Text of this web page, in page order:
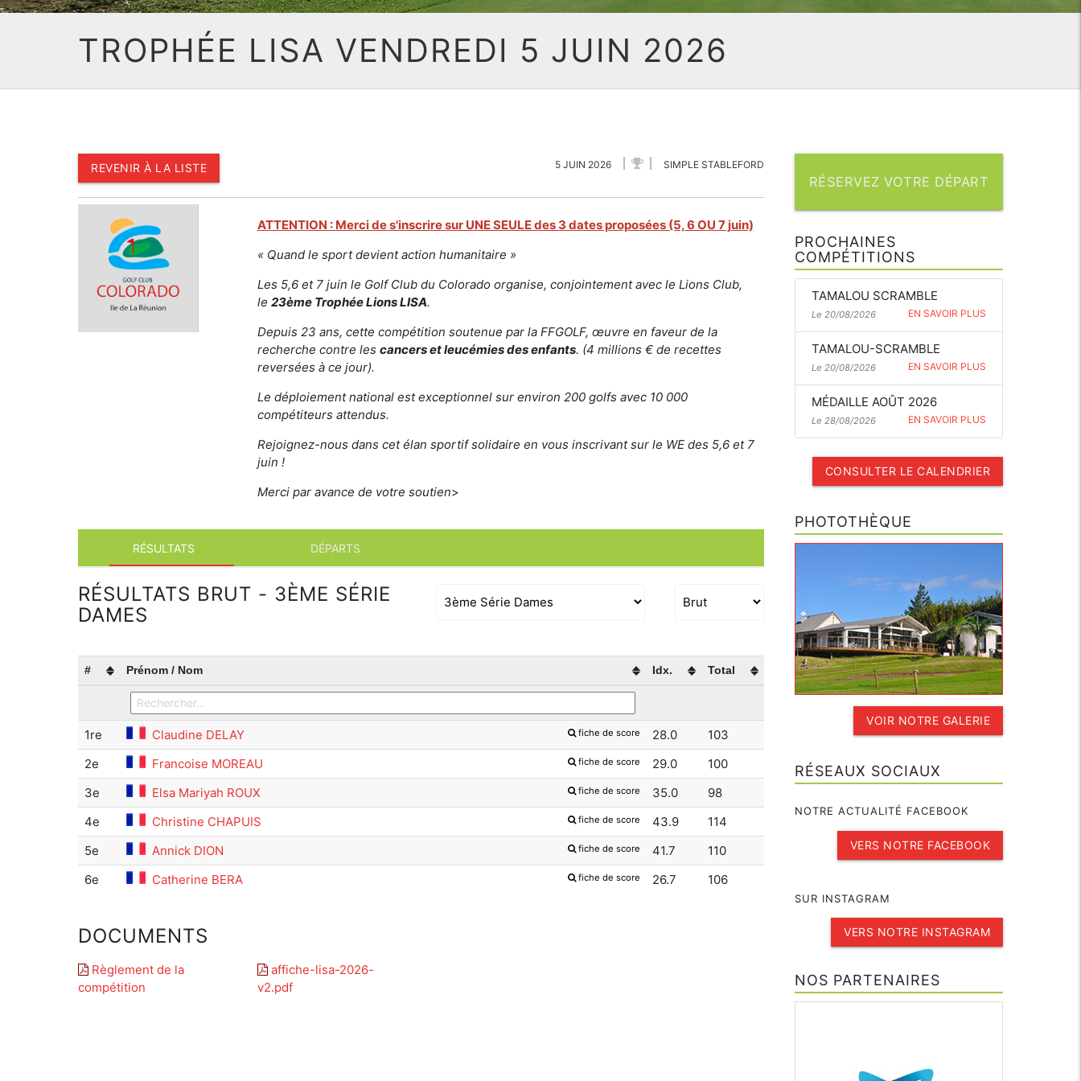
TROPHÉE LISA VENDREDI 5 JUIN 2026
REVENIR À LA LISTE 5 JUIN 2026 SIMPLE STABLEFORD
ATTENTION : Merci de s'inscrire sur UNE SEULE des 3 dates proposées (5, 6 OU 7 juin)
« Quand le sport devient action humanitaire »
Les 5,6 et 7 juin le Golf Club du Colorado organise, conjointement avec le Lions Club,
le 23ème Trophée Lions LISA.
Depuis 23 ans, cette compétition soutenue par la FFGOLF, œuvre en faveur de la
recherche contre les cancers et leucémies des enfants. (4 millions € de recettes
reversées à ce jour).
Le déploiement national est exceptionnel sur environ 200 golfs avec 10 000
compétiteurs attendus.
Rejoignez-nous dans cet élan sportif solidaire en vous inscrivant sur le WE des 5,6 et 7
juin !
Merci par avance de votre soutien>
RÉSULTATS DÉPARTS
RÉSULTATS BRUT - 3ÈME SÉRIE
DAMES
# Prénom / Nom Idx. Total
1re Claudine DELAY fiche de score 28.0
103
2e
Francoise MOREAU fiche de score 29.0
100
3e
Elsa Mariyah ROUX fiche de score 35.0
98
4e
Christine CHAPUIS fiche de score 43.9
114
5e
Annick DION fiche de score 41.7
110
6e
Catherine BERA fiche de score 26.7 106
DOCUMENTS
Règlement de la
compétition
affiche-lisa-2026-
v2.pdf
RÉSERVEZ VOTRE DÉPART
PROCHAINES
COMPÉTITIONS
TAMALOU SCRAMBLE
Le 20/08/2026 EN SAVOIR PLUS
TAMALOU-SCRAMBLE
Le 20/08/2026 EN SAVOIR PLUS
MÉDAILLE AOÛT 2026
Le 28/08/2026 EN SAVOIR PLUS
CONSULTER LE CALENDRIER
PHOTOTHÈQUE
VOIR NOTRE GALERIE
RÉSEAUX SOCIAUX
NOTRE ACTUALITÉ FACEBOOK
VERS NOTRE FACEBOOK
SUR INSTAGRAM
VERS NOTRE INSTAGRAM
NOS PARTENAIRES